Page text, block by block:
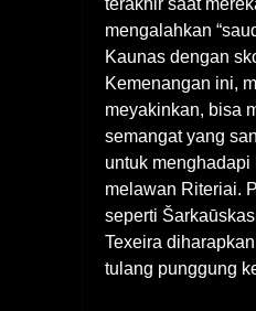
terakhir saat
mengalahkan
Kaunas dengan
Kemenangan ini,
meyakinkan, bisa
semangat yang
untuk menghadapi
melawan Riteriai.
seperti
Texeira
tulang punggung